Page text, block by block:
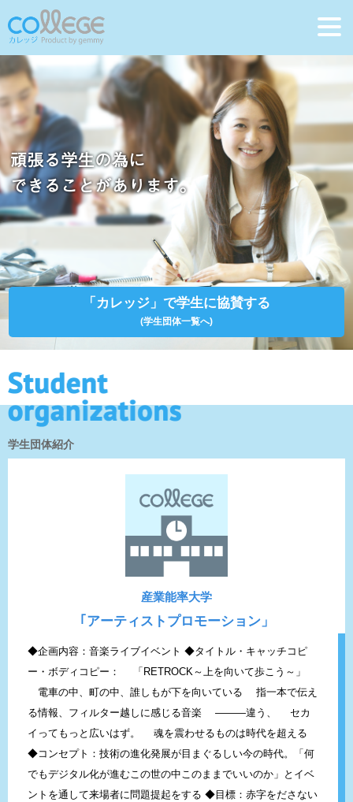
「カレッジ」で学生に協賛する
(学生団体一覧へ)
学生団体紹介
産業能率大学
｢アーティストプロモーション」
◆企画内容：音楽ライブイベント ◆タイトル・キャッチコピ
ー・ボディコピー： 「RETROCK～上を向いて歩こう～」
電車の中、町の中、誰しもが下を向いている 指一本で伝え
る情報、フィルター越しに感じる音楽 ———違う、 セカ
イってもっと広いはず。 魂を震わせるものは時代を超える
◆コンセプト：技術の進化発展が目まぐるしい今の時代。「何
でもデジタル化が進むこの世の中このままでいいのか」とイベ
ントを通して来場者に問題提起をする ◆目標：赤字をださない